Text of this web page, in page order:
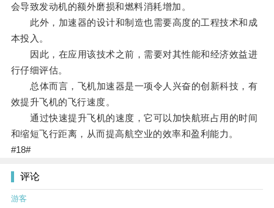
会导致发动机的额外磨损和燃料消耗增加。
此外，加速器的设计和制造也需要高度的工程技术和成
本投入。
因此，在应用该技术之前，需要对其性能和经济效益进
行仔细评估。
总体而言，飞机加速器是一项令人兴奋的创新科技，有
效提升飞机的飞行速度。
通过快速提升飞机的速度，它可以加快航班占用的时间
和缩短飞行距离，从而提高航空业的效率和盈利能力。
#18#
评论
游客